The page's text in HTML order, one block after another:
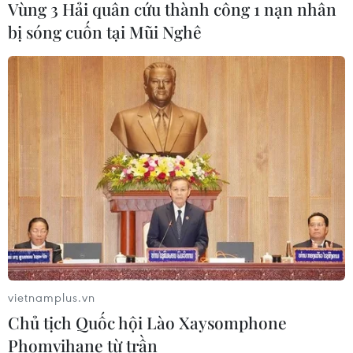
CƠ QUAN CHỦ QUẢN: THÔNG TẤN XÃ VIỆT NAM
Tổng Biên tập: TRẦN TIẾN DUẨN
Phó Tổng Biên tập: NGUYỄN THỊ TÁM, KHÚC THANH
THỦY
Sở hữu trí tuệ
Quy định sử dụng
RSS
Hỗ trợ
Ngôn ngữ
TTXVN
Dịch vụ tin
Quảng cáo
Liên hệ
Vùng 3 Hải quân cứu thành công 1 nạn nhân
bị sóng cuốn tại Mũi Nghê
vietnamplus.vn
Chủ tịch Quốc hội Lào Xaysomphone
Phomvihane từ trần